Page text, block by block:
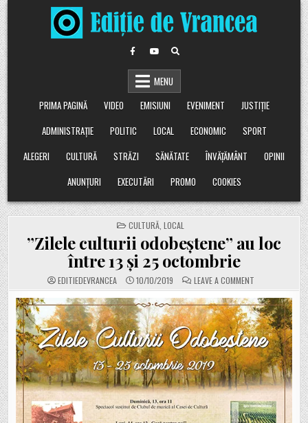
Skip
to
content
MENU
PRIMA PAGINĂ
VIDEO EMISIUNI EVENIMENT
JUSTIȚIE
ADMINISTRAȚIE
POLITIC LOCAL ECONOMIC
SPORT
ALEGERI
CULTURĂ STRĂZI SĂNĂTATE ÎNVĂȚĂMÂNT
OPINII
ANUNȚURI
EXECUTĂRI PROMO COOKIES
POSTED
IN
CULTURĂ LOCAL
”Zilele culturii odobeștene” au loc
între 13 și 25 octombrie
EDITIEDEVRANCEA 10/10/2019 LEAVE A COMMENTON
”ZILELE
CULTURII
ODOBEȘTENE”
AU
LOC
ÎNTRE
13
ȘI
25
OCTOMBRIE